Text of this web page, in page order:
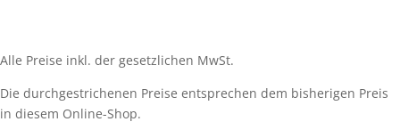
Alle Preise inkl. der gesetzlichen MwSt.
Die durchgestrichenen Preise entsprechen dem bisherigen Preis
in diesem Online-Shop.